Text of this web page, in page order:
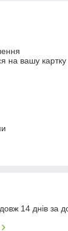
на вашу картку
14 днів за